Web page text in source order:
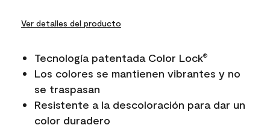
Ver detalles del producto
Tecnología patentada Color Lock®
Los colores se mantienen vibrantes y no
se traspasan
Resistente a la descoloración para dar un
color duradero